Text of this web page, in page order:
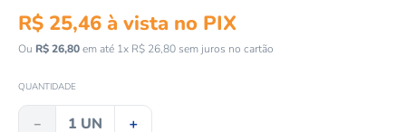
R$ 25,46 à vista no PIX
Ou R$26,80em até 1x R$ 26,80sem juros no cartão
QUANTIDADE
＋
－